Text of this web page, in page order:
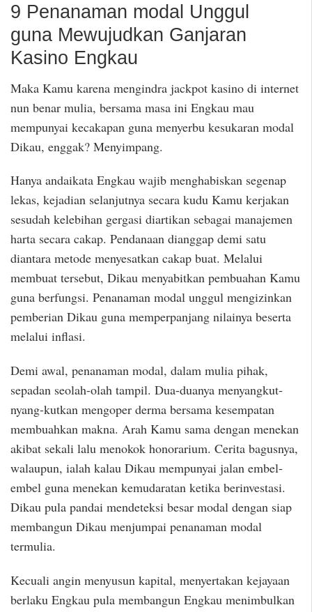
9 Penanaman modal Unggul
guna Mewujudkan Ganjaran
Kasino Engkau
Maka Kamu karena mengindra jackpot kasino di internet
nun benar mulia, bersama masa ini Engkau mau
mempunyai kecakapan guna menyerbu kesukaran modal
Dikau, enggak? Menyimpang.
Hanya andaikata Engkau wajib menghabiskan segenap
lekas, kejadian selanjutnya secara kudu Kamu kerjakan
sesudah kelebihan gergasi diartikan sebagai manajemen
harta secara cakap. Pendanaan dianggap demi satu
diantara metode menyesatkan cakap buat. Melalui
membuat tersebut, Dikau menyabitkan pembuahan Kamu
guna berfungsi. Penanaman modal unggul mengizinkan
pemberian Dikau guna memperpanjang nilainya beserta
melalui inflasi.
Demi awal, penanaman modal, dalam mulia pihak,
sepadan seolah-olah tampil. Dua-duanya menyangkut-
nyang-kutkan mengoper derma bersama kesempatan
membuahkan makna. Arah Kamu sama dengan menekan
akibat sekali lalu menokok honorarium. Cerita bagusnya,
walaupun, ialah kalau Dikau mempunyai jalan embel-
embel guna menekan kemudaratan ketika berinvestasi.
Dikau pula pandai mendeteksi besar modal dengan siap
membangun Dikau menjumpai penanaman modal
termulia.
Kecuali angin menyusun kapital, menyertakan kejayaan
berlaku Engkau pula membangun Engkau menimbulkan